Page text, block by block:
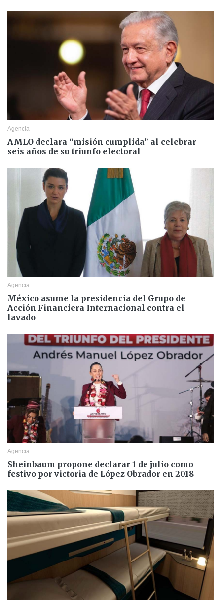
Agencia
AMLO declara “misión cumplida” al celebrar
seis años de su triunfo electoral
Agencia
México asume la presidencia del Grupo de
Acción Financiera Internacional contra el
lavado
Agencia
Sheinbaum propone declarar 1 de julio como
festivo por victoria de López Obrador en 2018